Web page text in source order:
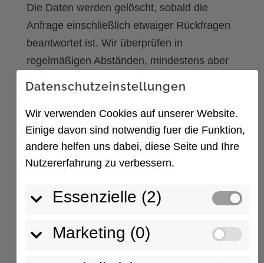
Datenschutzeinstellungen
Wir verwenden Cookies auf unserer Website.
Einige davon sind notwendig fuer die Funktion,
andere helfen uns dabei, diese Seite und Ihre
Nutzererfahrung zu verbessern.
Essenzielle (2)
Marketing (0)
Die Daten werden gelöscht, sobald die
Anfrage einschließlich etwaiger Rückfragen
beantwortet ist. Wir überprüfen in
regelmäßigen Abständen, mindestens aber
alle zwei Jahre, ob im Zusammenhang mit
Kontaktaufnahmen angefallene Daten zu
löschen sind.
Stellenbewerbungen
Wenn sich Nutzer auf eine Stelle bewerben,
zum Zweck des Bewerbungsverfahrens.
übermittelt werden, verarbeiten wir weitere